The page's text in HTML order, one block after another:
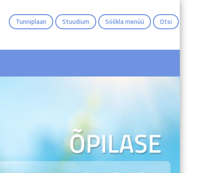
Otsi
Söökla menüü
Stuudium
Tunniplaan